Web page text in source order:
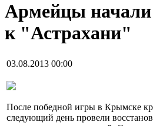
Армейцы начали
к "Астрахани"
03.08.2013 00:00
После победной игры в Крымске
следующий день провели